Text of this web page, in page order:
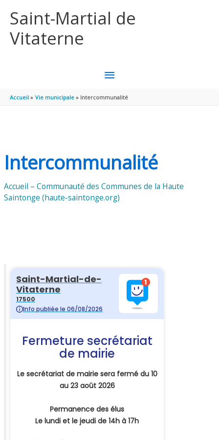
Saint-Martial de
Vitaterne
MENU
PRINCIPAL
Accueil Vie municipale Intercommunalité
Intercommunalité
Accueil – Communauté des Communes de la Haute
Saintonge (haute-saintonge.org)